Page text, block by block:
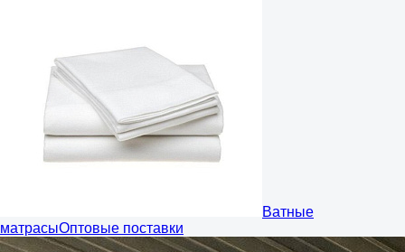
Ватные
матрасыОптовые поставки